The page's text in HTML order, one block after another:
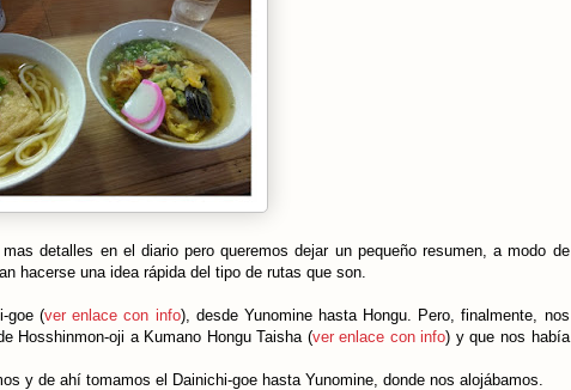
detalles en el diario pero queremos dejar un pequeño resumen, a modo de
hacerse una idea rápida del tipo de rutas que son.
goe (ver enlace con info), desde Yunomine hasta Hongu. Pero, finalmente, nos
Hosshinmon-oji a Kumano Hongu Taisha (ver enlace con info) y que nos había
y de ahí tomamos el Dainichi-goe hasta Yunomine, donde nos alojábamos.